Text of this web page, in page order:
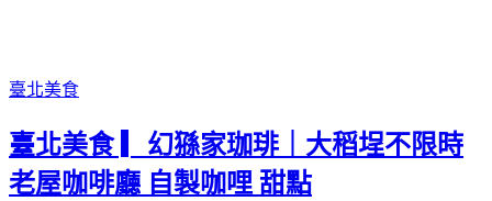
臺北美食
臺北美食 ▎幻猻家珈琲｜大稻埕不限時
老屋咖啡廳 自製咖哩 甜點